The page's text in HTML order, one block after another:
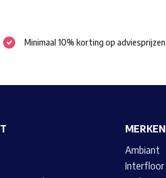
Minimaal 10% korting op adviesprijzen
MERKEN
Ambiant
Interfloor